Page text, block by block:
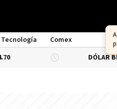
Tecnología
Comex
DÓLAR BNA0.34%